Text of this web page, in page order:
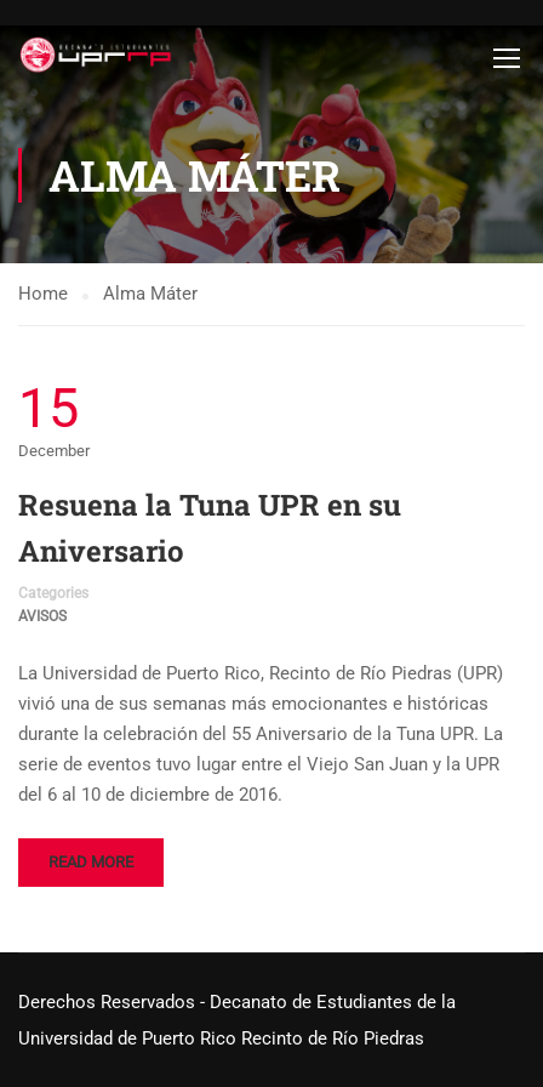
ALMA MÁTER
Home Alma Máter
15
December
Resuena la Tuna UPR en su
Aniversario
Categories
AVISOS
La Universidad de Puerto Rico, Recinto de Río Piedras (UPR)
vivió una de sus semanas más emocionantes e históricas
durante la celebración del 55 Aniversario de la Tuna UPR. La
serie de eventos tuvo lugar entre el Viejo San Juan y la UPR
del 6 al 10 de diciembre de 2016.
READ MORE
Derechos Reservados - Decanato de Estudiantes de la
Universidad de Puerto Rico Recinto de Río Piedras